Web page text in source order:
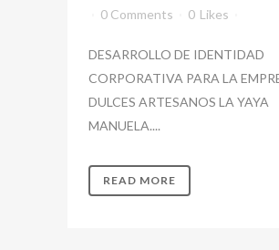
0 Comments
0 Likes
DESARROLLO DE IDENTIDAD
CORPORATIVA PARA LA
DULCES ARTESANOS LA YAYA
MANUELA....
READ MORE